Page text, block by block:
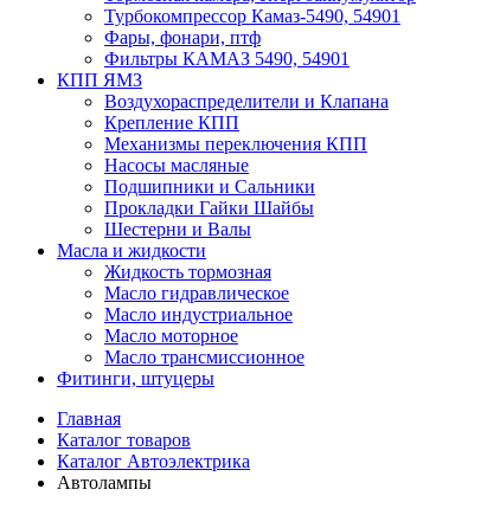
Турбокомпрессор Камаз-5490, 54901
Фары, фонари, птф
Фильтры КАМАЗ 5490, 54901
КПП ЯМЗ
Воздухораспределители и Клапана
Крепление КПП
Механизмы переключения КПП
Насосы масляные
Подшипники и Сальники
Прокладки Гайки Шайбы
Шестерни и Валы
Масла и жидкости
Жидкость тормозная
Масло гидравлическое
Масло индустриальное
Масло моторное
Масло трансмиссионное
Фитинги, штуцеры
Главная
Каталог товаров
Каталог Автоэлектрика
Автолампы